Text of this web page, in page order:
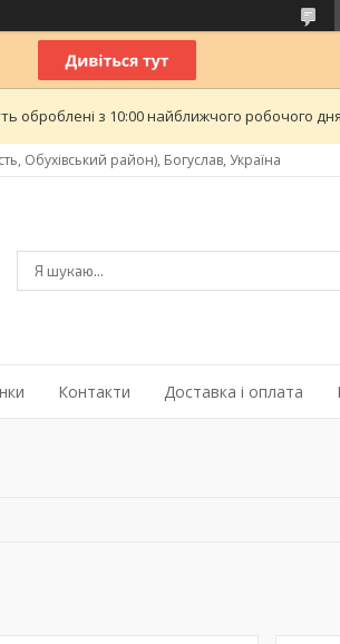
оброблені з 10:00 найближчого робочого дня
Обухівський район), Богуслав, Україна
Контакти Доставка і оплата